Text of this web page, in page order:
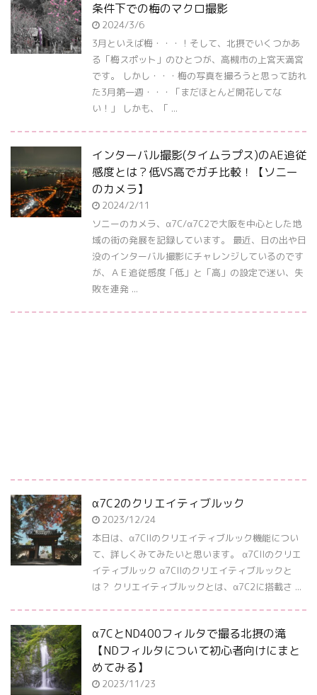
条件下での梅のマクロ撮影
2024/3/6
3月といえば梅・・・！そして、北摂でいくつかあ
る「梅スポット」のひとつが、高槻市の上宮天満宮
です。 しかし・・・梅の写真を撮ろうと思って訪れ
た3月第一週・・・「まだほとんど開花してな
い！」 しかも、「 ...
インターバル撮影(タイムラプス)のAE追従
感度とは？低VS高でガチ比較！【ソニー
のカメラ】
2024/2/11
ソニーのカメラ、α7C/α7C2で大阪を中心とした地
域の街の発展を記録しています。 最近、日の出や日
没のインターバル撮影にチャレンジしているのです
が、ＡＥ追従感度「低」と「高」の設定で迷い、失
敗を連発 ...
α7C2のクリエイティブルック
2023/12/24
本日は、α7CIIのクリエイティブルック機能につい
て、詳しくみてみたいと思います。 α7CIIのクリエ
イティブルック α7CIIのクリエイティブルックと
は？ クリエイティブルックとは、α7C2に搭載さ ...
α7CとND400フィルタで撮る北摂の滝
【NDフィルタについて初心者向けにまと
めてみる】
2023/11/23